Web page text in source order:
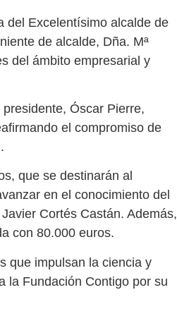
del Excelentísimo alcalde de
de alcalde, Dña. Mª
del ámbito empresarial y
Óscar Pierre,
el compromiso de
que se destinarán al
en el conocimiento del
Cortés Castán. Además,
con 80.000 euros.
que impulsan la ciencia y
la Fundación Contigo por su